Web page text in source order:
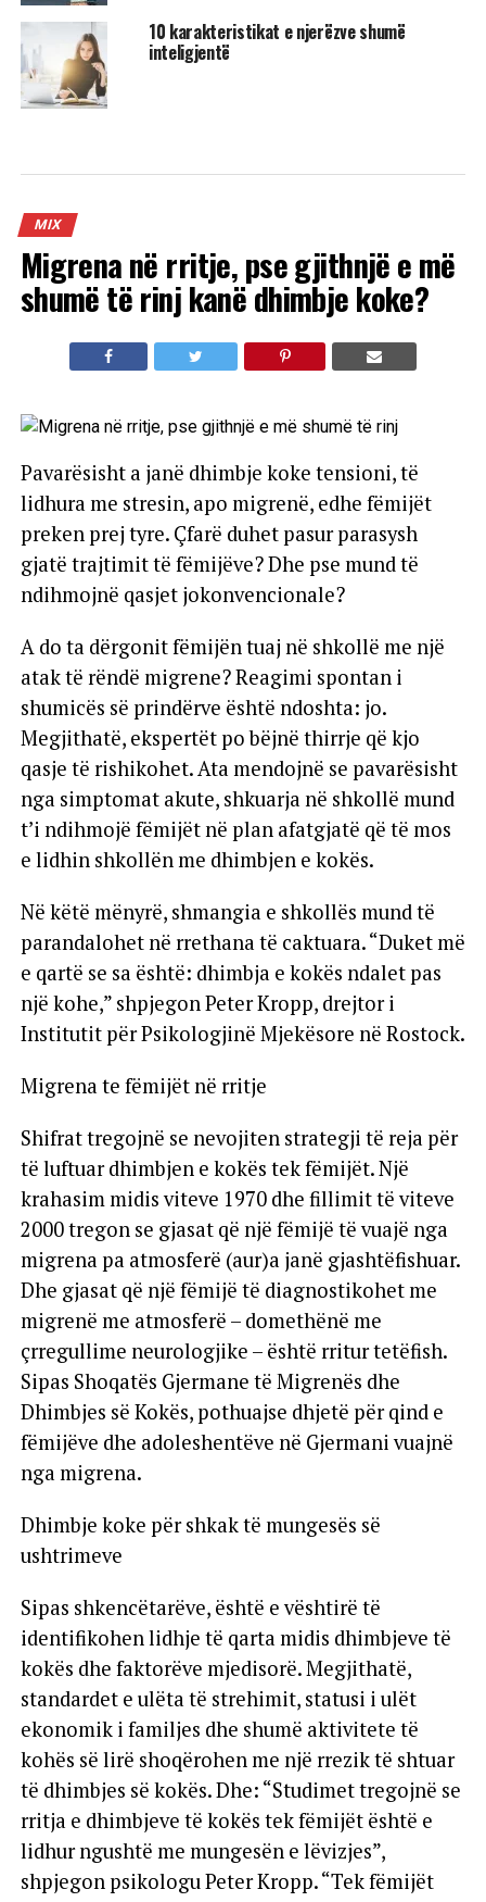
10 karakteristikat e njerëzve shumë
inteligjentë
MIX
Migrena në rritje, pse gjithnjë e më
shumë të rinj kanë dhimbje koke?
Pavarësisht a janë dhimbje koke tensioni, të
lidhura me stresin, apo migrenë, edhe fëmijët
preken prej tyre. Çfarë duhet pasur parasysh
gjatë trajtimit të fëmijëve? Dhe pse mund të
ndihmojnë qasjet jokonvencionale?
A do ta dërgonit fëmijën tuaj në shkollë me një
atak të rëndë migrene? Reagimi spontan i
shumicës së prindërve është ndoshta: jo.
Megjithatë, ekspertët po bëjnë thirrje që kjo
qasje të rishikohet. Ata mendojnë se pavarësisht
nga simptomat akute, shkuarja në shkollë mund
t’i ndihmojë fëmijët në plan afatgjatë që të mos
e lidhin shkollën me dhimbjen e kokës.
Në këtë mënyrë, shmangia e shkollës mund të
parandalohet në rrethana të caktuara. “Duket më
e qartë se sa është: dhimbja e kokës ndalet pas
një kohe,” shpjegon Peter Kropp, drejtor i
Institutit për Psikologjinë Mjekësore në Rostock.
Migrena te fëmijët në rritje
Shifrat tregojnë se nevojiten strategji të reja për
të luftuar dhimbjen e kokës tek fëmijët. Një
krahasim midis viteve 1970 dhe fillimit të viteve
2000 tregon se gjasat që një fëmijë të vuajë nga
migrena pa atmosferë (aur)a janë gjashtëfishuar.
Dhe gjasat që një fëmijë të diagnostikohet me
migrenë me atmosferë – domethënë me
çrregullime neurologjike – është rritur tetëfish.
Sipas Shoqatës Gjermane të Migrenës dhe
Dhimbjes së Kokës, pothuajse dhjetë për qind e
fëmijëve dhe adoleshentëve në Gjermani vuajnë
nga migrena.
Dhimbje koke për shkak të mungesës së
ushtrimeve
Sipas shkencëtarëve, është e vështirë të
identifikohen lidhje të qarta midis dhimbjeve të
kokës dhe faktorëve mjedisorë. Megjithatë,
standardet e ulëta të strehimit, statusi i ulët
ekonomik i familjes dhe shumë aktivitete të
kohës së lirë shoqërohen me një rrezik të shtuar
të dhimbjes së kokës. Dhe: “Studimet tregojnë se
rritja e dhimbjeve të kokës tek fëmijët është e
lidhur ngushtë me mungesën e lëvizjes”,
shpjegon psikologu Peter Kropp. “Tek fëmijët